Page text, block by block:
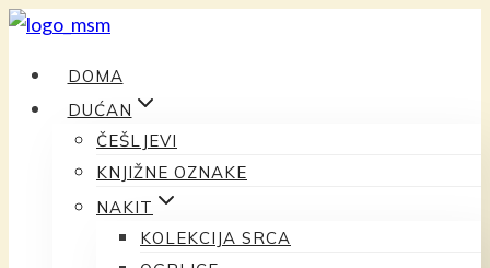
Preskoči
sadržajDOMA
DUĆAN
ČEŠLJEVI
KNJIŽNE OZNAKE
NAKIT
KOLEKCIJA SRCA